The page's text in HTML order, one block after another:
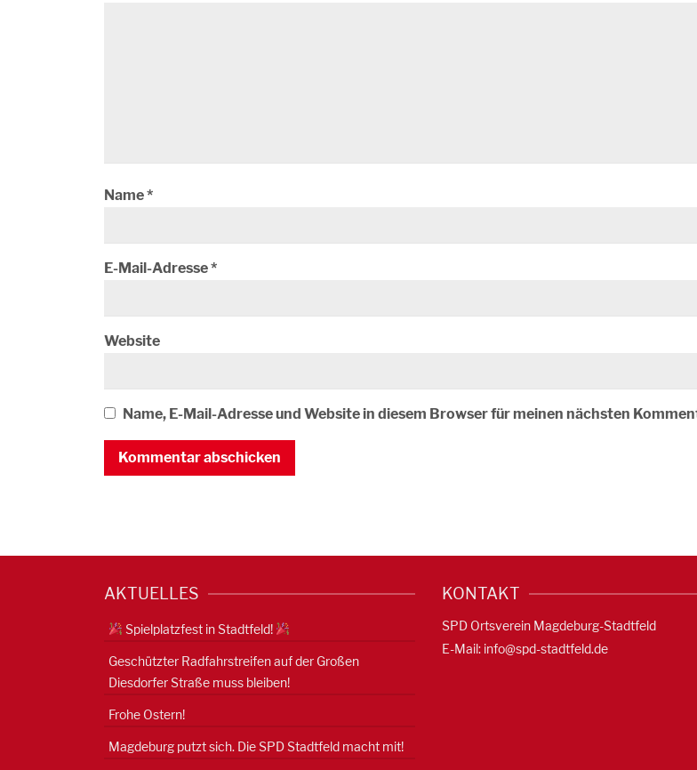
Name*
E-Mail-Adresse*
Website
Name, E-Mail-Adresse und Website in diesem Browser für meinen nächsten
AKTUELLES
Spielplatzfest in Stadtfeld!
Geschützter Radfahrstreifen auf der Großen
Diesdorfer Straße muss bleiben!
Frohe Ostern!
Magdeburg putzt sich. Die SPD Stadtfeld macht mit!
KONTAKT
SPD Ortsverein Magdeburg-Stadtfeld
E-Mail: info@spd-stadtfeld.de